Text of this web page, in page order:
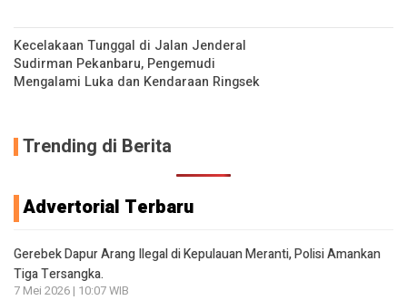
Kecelakaan Tunggal di Jalan Jenderal
Sudirman Pekanbaru, Pengemudi
Mengalami Luka dan Kendaraan Ringsek
Trending di Berita
Advertorial Terbaru
Gerebek Dapur Arang Ilegal di Kepulauan Meranti, Polisi Amankan
Tiga Tersangka.
7 Mei 2026 | 10:07 WIB